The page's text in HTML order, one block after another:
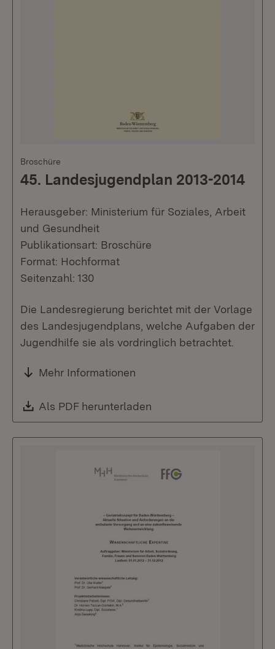
Broschüre
45. Landesjugendplan 2013-2014
Herausgeber: Ministerium für Soziales, Arbeit
und Gesundheit
Publikationsart: Broschüre
Format: Hochformat
Seitenzahl: 130
Die Landesregierung berichtet mit der Vorlage
des Landesjugendplans, welche Aufgaben der
Jugendhilfe sie als vordringlich betrachtet.
Mehr Informationen
Download:
Als PDF herunterladen